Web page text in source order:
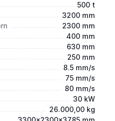
500 t
3200 mm
2300 mm
400 mm
630 mm
250 mm
8.5 mm/s
75 mm/s
80 mm/s
30 kW
26.000,00 kg